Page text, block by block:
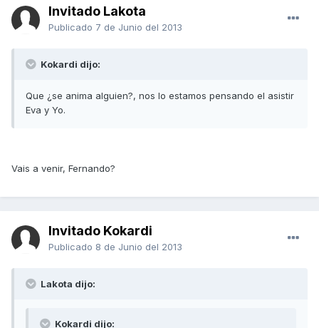
Invitado Lakota
Publicado 7 de Junio del 2013
Kokardi dijo:
Que ¿se anima alguien?, nos lo estamos pensando el asistir
Eva y Yo.
Vais a venir, Fernando?
Invitado Kokardi
Publicado 8 de Junio del 2013
Lakota dijo:
Kokardi dijo: